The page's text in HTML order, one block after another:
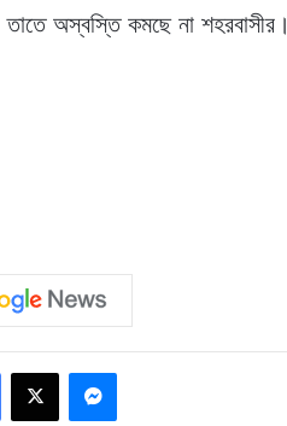
তাতে অস্বস্তি কমছে না শহরবাসীর।